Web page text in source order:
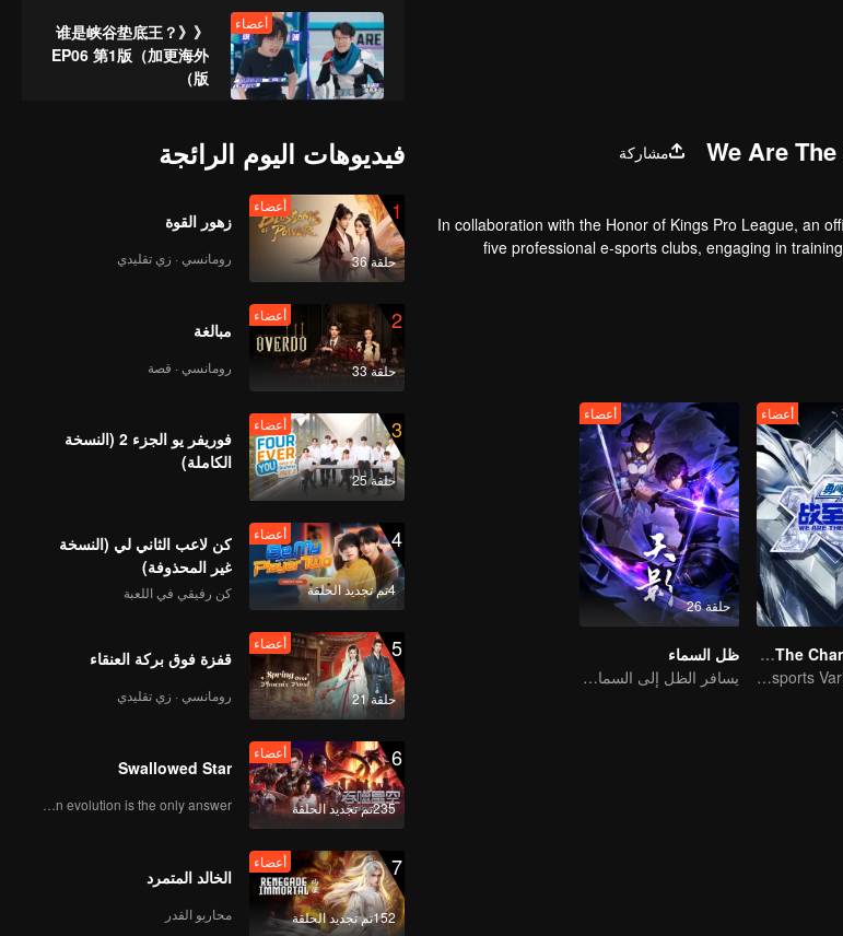
أعضاء
《谁是峡谷垫底王？》
EP06 第1版（加更海外
版）
《战至巅峰3》EP07海
外版（上）第1版
《战至巅峰3》EP07海
外版（中）第2版
《战至巅峰3》EP07海
外版（下）第1版
أعضاء
《来场复盘局》EP07第
أعضاء
《谁是峡谷垫底王？》
EP07 第1版（加更海外
《战至巅峰3》EP08海
外版（上）第1版
《战至巅峰3》EP08海
外版（中）第1版
《战至巅峰3》EP08海
外版（下）第1版
We Are
مشاركة
In collaboration with the Honor of Kings Pro League, an
five professional e-sports clubs, engaging in
أعضاء
We Are The Champions S4
The Pinnacle of E-sports Variety Shows
حلقة 26
أعضاء
ظل السماء
يسافر الظل إلى السماء، فيحرق الروح ويحرس القلب
فيديوهات اليوم الرائجة
1
حلقة 36
أعضاء
زهور القوة
رومانسي · زي تقليدي
2
حلقة 33
أعضاء
مبالغة
رومانسي · قصة
3
حلقة 25
أعضاء
فوريفر يو الجزء 2 (النسخة
الكاملة)
4
4تم تجديد الحلقة
أعضاء
كن لاعب الثاني لي (النسخة
غير المحذوفة)
كن رفيقي في اللعبة
5
حلقة 21
أعضاء
قفزة فوق بركة العنقاء
رومانسي · زي تقليدي
6
235تم تجديد الحلقة
أعضاء
Swallowed Star
Human evolution is the only answer.
7
152تم تجديد الحلقة
أعضاء
الخالد المتمرد
محاربو القدر